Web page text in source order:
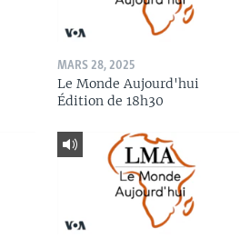
MARS 28, 2025
Le Monde Aujourd'hui
Édition de 18h30